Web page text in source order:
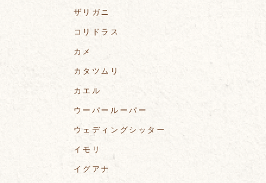
ザリガニ
コリドラス
カメ
カタツムリ
カエル
ウーパールーパー
ウェディングシッター
イモリ
イグアナ